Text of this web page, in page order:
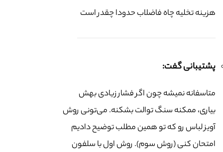
هزینه تخلیه چاه فاضلاب حدودا چقدر است
پشتیبانی گفت:
متاسفانه نمیشه چون اگر فشار زیادی بهش
بیاری، ممکنه سنگ توالت بشکنه. می‌تونی روش
آویز لباس رو که تو همین مطلب توضیح دادیم
امتحان کنی (روش سوم). روش اول با سلفون